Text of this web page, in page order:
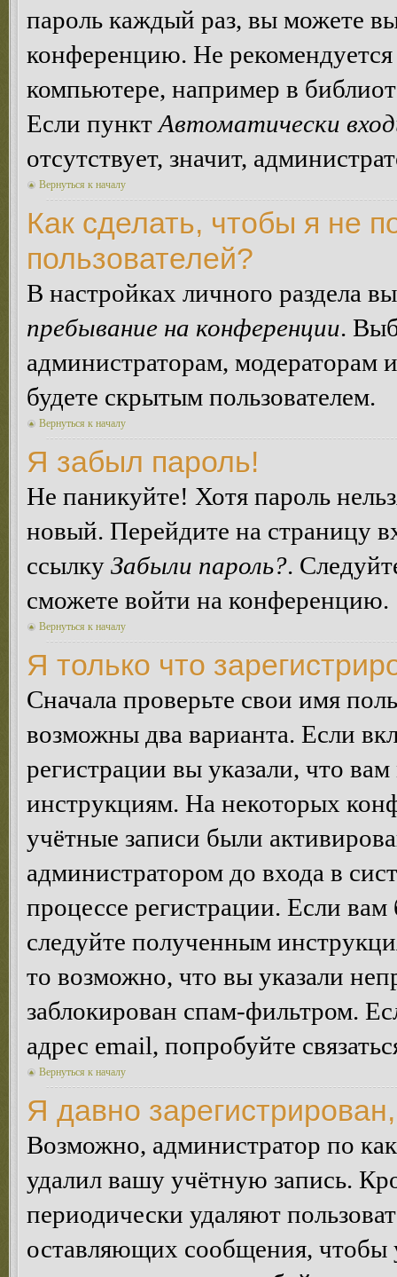
пароль каждый раз, вы можете
конференцию. Не
компьютере, например в
Если пункт Автоматически
отсутствует, значит,
Вернуться к началу
Как сделать, чтобы я не
пользователей?
В настройках личного раздела
пребывание на конференции.
администраторам, модераторам
будете скрытым пользователем.
Вернуться к началу
Я забыл пароль!
Не паникуйте! Хотя пароль
новый. Перейдите на страницу
ссылку Забыли пароль?.
сможете войти на конференцию.
Вернуться к началу
Я только что
Сначала проверьте свои имя
возможны два варианта. Если
регистрации вы указали, что
инструкциям. На некоторых
учётные записи были
администратором до входа в
процессе регистрации. Если
следуйте полученным
то возможно, что вы указали
заблокирован спам-фильтром.
адрес email, попробуйте
Вернуться к началу
Я давно
Возможно, администратор по
удалил вашу учётную запись.
периодически удаляют
оставляющих сообщения, чтобы